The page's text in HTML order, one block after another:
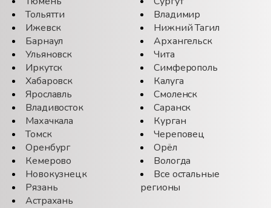
Тольятти
Ижевск
Барнаул
Ульяновск
Иркутск
Хабаровск
Ярославль
Владивосток
Махачкала
Томск
Оренбург
Кемерово
Новокузнецк
Рязань
Астрахань
Владимир
Нижний Тагил
Архангельск
Чита
Симферополь
Калуга
Смоленск
Саранск
Курган
Череповец
Орёл
Вологда
Все остальные
регионы